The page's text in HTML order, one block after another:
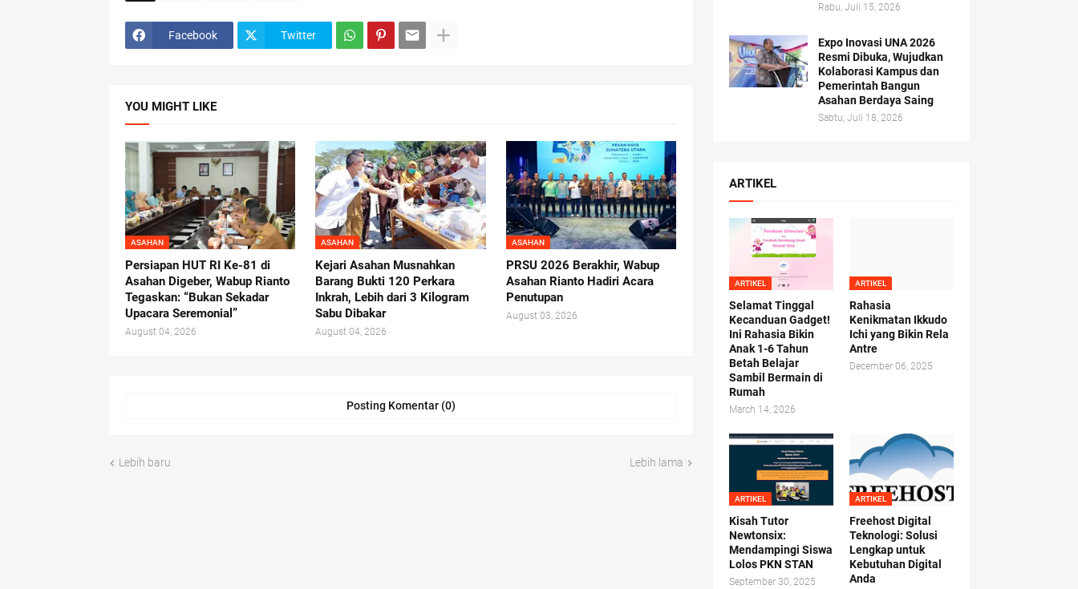
Facebook Twitter
YOU MIGHT LIKE
ASAHAN
Persiapan HUT RI Ke-81 di
Asahan Digeber, Wabup Rianto
Tegaskan: “Bukan Sekadar
Upacara Seremonial”
August 04, 2026
ASAHAN
Kejari Asahan Musnahkan
Barang Bukti 120 Perkara
Inkrah, Lebih dari 3 Kilogram
Sabu Dibakar
August 04, 2026
ASAHAN
PRSU 2026 Berakhir, Wabup
Asahan Rianto Hadiri Acara
Penutupan
August 03, 2026
Posting Komentar (0)
Lebih baru Lebih lama
Rabu, Juli 15, 2026
Expo Inovasi UNA 2026
Resmi Dibuka, Wujudkan
Kolaborasi Kampus dan
Pemerintah Bangun
Asahan Berdaya Saing
Sabtu, Juli 18, 2026
ARTIKEL
ARTIKEL
Selamat Tinggal
Kecanduan Gadget!
Ini Rahasia Bikin
Anak 1-6 Tahun
Betah Belajar
Sambil Bermain di
Rumah
March 14, 2026
ARTIKEL
Rahasia
Kenikmatan Ikkudo
Ichi yang Bikin Rela
Antre
December 06, 2025
ARTIKEL
Kisah Tutor
Newtonsix:
Mendampingi Siswa
Lolos PKN STAN
September 30, 2025
ARTIKEL
Freehost Digital
Teknologi: Solusi
Lengkap untuk
Kebutuhan Digital
Anda